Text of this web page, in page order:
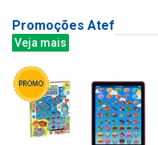
Promoções Atef
Veja mais